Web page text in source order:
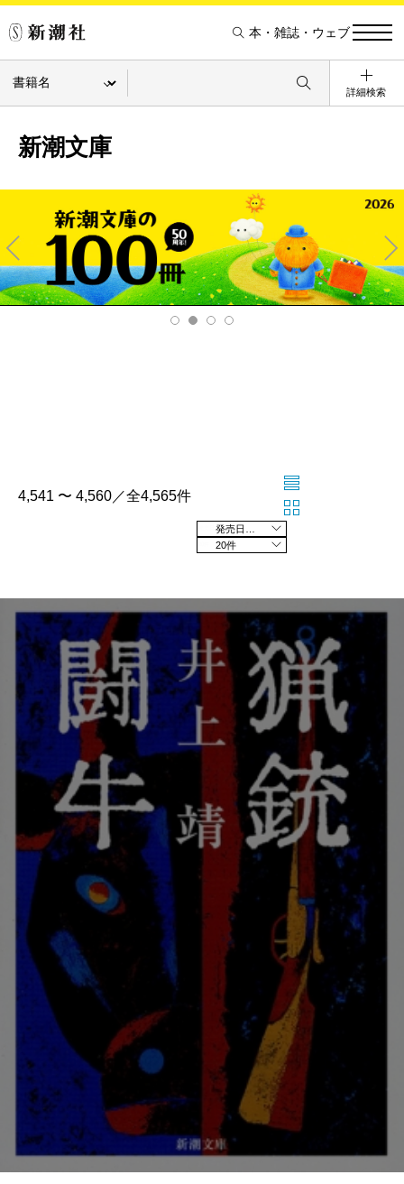
本・雑誌・ウェブ
詳細検索
新潮文庫
Pre
v
Ne
xt
4,541 〜 4,560／全4,565件
20件